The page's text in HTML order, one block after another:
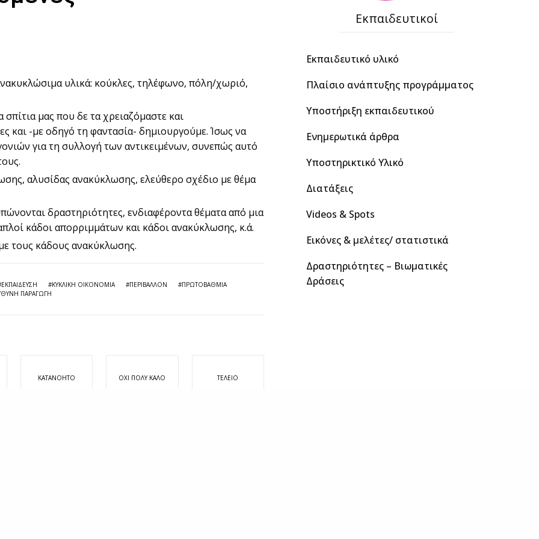
υλικά: κούκλες, τηλέφωνο, πόλη/χωριό,
μας που δε τα χρειαζόμαστε και
και -με οδηγό τη φαντασία- δημιουργούμε. Ίσως να
για τη συλλογή των αντικειμένων, συνεπώς αυτό
αλυσίδας ανακύκλωσης, ελεύθερο σχέδιο με θέμα
δραστηριότητες, ενδιαφέροντα θέματα από μια
κάδοι απορριμμάτων και κάδοι ανακύκλωσης, κ.ά.
τους κάδους ανακύκλωσης.
#ΚΥΚΛΙΚΉ ΟΙΚΟΝΟΜΊΑ #ΠΕΡΙΒΆΛΛΟΝ
#ΠΡΩΤΟΒΆΘΜΙΑ
ΠΑΡΑΓΩΓΉ
ΚΑΤΑΝΟΗΤΌ ΌΧΙ ΠΟΛΎ ΚΑΛΌ ΤΈΛΕΙΟ
Εκπαιδευτικοί
Εκπαιδευτικό υλικό
Πλαίσιο ανάπτυξης προγράμματος
Υποστήριξη εκπαιδευτικού
Ενημερωτικά άρθρα
Υποστηρικτικό Υλικό
Διατάξεις
Videos & Spots
Εικόνες & μελέτες/ στατιστικά
Δραστηριότητες – Βιωματικές
Δράσεις